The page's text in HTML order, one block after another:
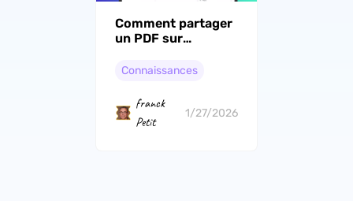
Comment partager
un PDF sur
étape par étape]
Connaissances
franck
Petit
1/27/2026